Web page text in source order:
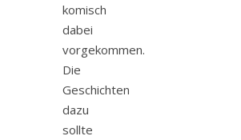
komisch
dabei
vorgekommen.
Die
Geschichten
dazu
sollte